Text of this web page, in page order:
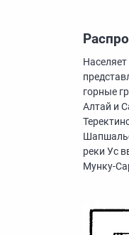
горные
Алтай и
реки Ус
Мунку-